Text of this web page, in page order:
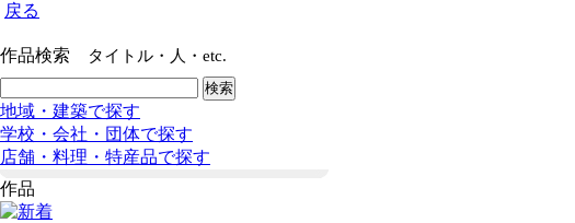
戻る
作品検索 タイトル・人・etc.
地域・建築で探す
学校・会社・団体で探す
店舗・料理・特産品で探す
作品